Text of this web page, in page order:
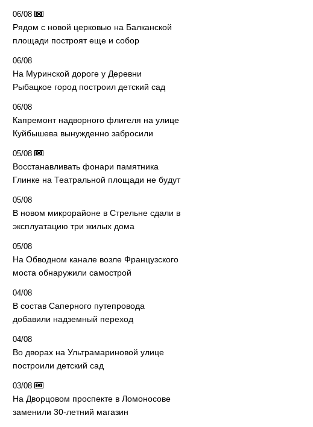
06/08
Рядом с новой церковью на Балканской
площади построят еще и собор
06/08
На Муринской дороге у Деревни
Рыбацкое город построил детский сад
06/08
Капремонт надворного флигеля на улице
Куйбышева вынужденно забросили
05/08
Восстанавливать фонари памятника
Глинке на Театральной площади не будут
05/08
В новом микрорайоне в Стрельне сдали в
эксплуатацию три жилых дома
05/08
На Обводном канале возле Французского
моста обнаружили самострой
04/08
В состав Саперного путепровода
добавили надземный переход
04/08
Во дворах на Ультрамариновой улице
построили детский сад
03/08
На Дворцовом проспекте в Ломоносове
заменили 30-летний магазин